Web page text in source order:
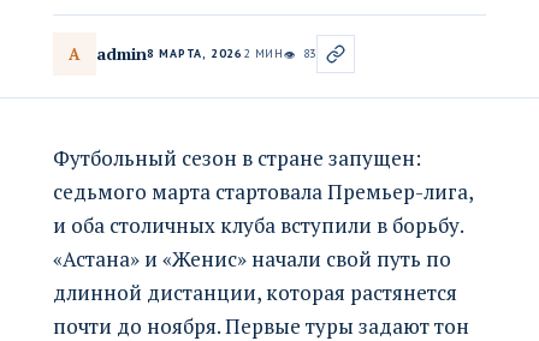
A admin8 МАРТА, 2026 2 МИН👁 83
Футбольный сезон в стране запущен:
седьмого марта стартовала Премьер-лига,
и оба столичных клуба вступили в борьбу.
«Астана» и «Женис» начали свой путь по
длинной дистанции, которая растянется
почти до ноября. Первые туры задают тон